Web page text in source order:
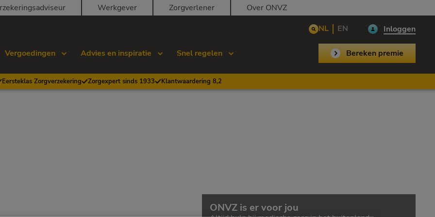
Werkgever Zorgverlener
Over ONVZ
NL EN Inloggen
Vergoedingen Advies en inspiratie Snel regelen Bereken premie
Eersteklas Zorgverzekering Zorgexpert sinds 1933 Klantwaardering 8,2
ONVZ is er voor jou